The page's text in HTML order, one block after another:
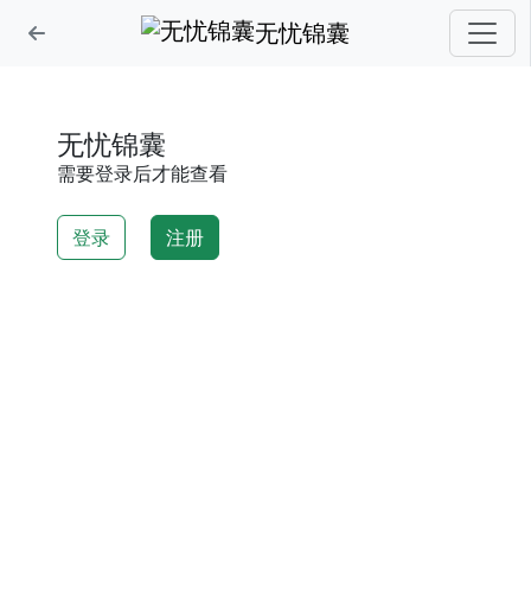
无忧锦囊
无忧锦囊
需要登录后才能查看
登录 注册